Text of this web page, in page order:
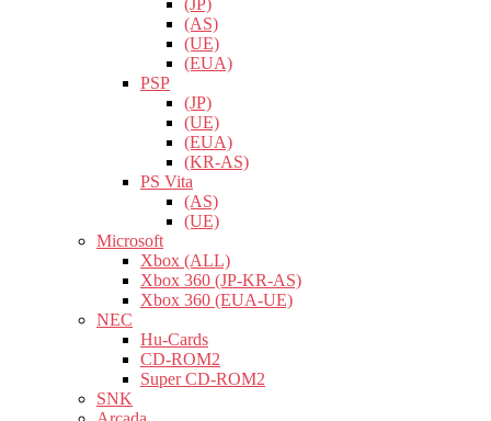
(JP)
(AS)
(UE)
(EUA)
PSP
(JP)
(UE)
(EUA)
(KR-AS)
PS Vita
(AS)
(UE)
Microsoft
Xbox (ALL)
Xbox 360 (JP-KR-AS)
Xbox 360 (EUA-UE)
NEC
Hu-Cards
CD-ROM2
Super CD-ROM2
SNK